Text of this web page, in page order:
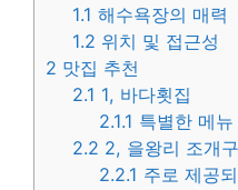
1.1 해수욕장의 매력
1.2 위치 및 접근성
2 맛집 추천
2.1 1, 바다횟집
2.1.1 특별한 메뉴
2.2 2, 을왕리 조개
2.2.1 주로 제공